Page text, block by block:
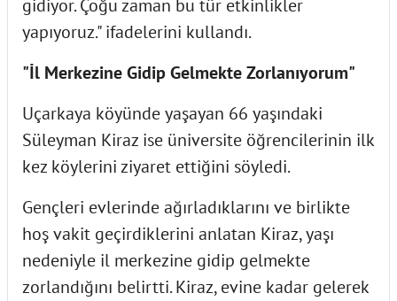
gidiyor. Çoğu zaman bu tür etkinlikler
yapıyoruz." ifadelerini kullandı.
"İl Merkezine Gidip Gelmekte Zorlanıyorum"
Uçarkaya köyünde yaşayan 66 yaşındaki
Süleyman Kiraz ise üniversite öğrencilerinin ilk
kez köylerini ziyaret ettiğini söyledi.
Gençleri evlerinde ağırladıklarını ve birlikte
hoş vakit geçirdiklerini anlatan Kiraz, yaşı
nedeniyle il merkezine gidip gelmekte
zorlandığını belirtti. Kiraz, evine kadar gelerek